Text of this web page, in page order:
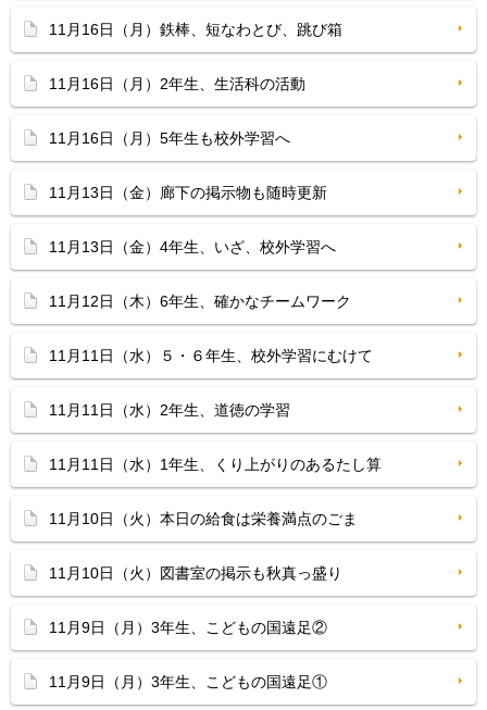
11月16日（月）鉄棒、短なわとび、跳び箱
11月16日（月）2年生、生活科の活動
11月16日（月）5年生も校外学習へ
11月13日（金）廊下の掲示物も随時更新
11月13日（金）4年生、いざ、校外学習へ
11月12日（木）6年生、確かなチームワーク
11月11日（水）５・６年生、校外学習にむけて
11月11日（水）2年生、道徳の学習
11月11日（水）1年生、くり上がりのあるたし算
11月10日（火）本日の給食は栄養満点のごま
11月10日（火）図書室の掲示も秋真っ盛り
11月9日（月）3年生、こどもの国遠足②
11月9日（月）3年生、こどもの国遠足①